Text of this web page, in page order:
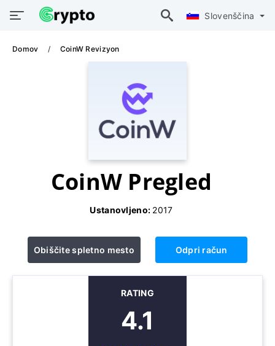
Slovenščina
Domov CoinW Revizyon
CoinW Pregled
Ustanovljeno: 2017
Obiščite spletno mesto Odpri račun
RATING
4.1